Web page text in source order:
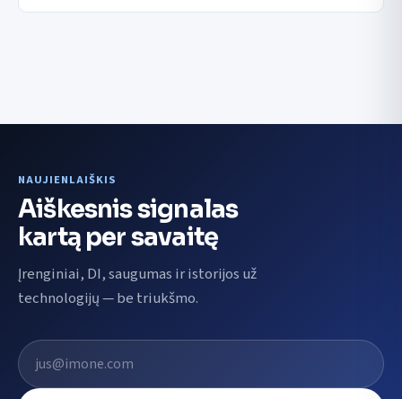
NAUJIENLAIŠKIS
Aiškesnis signalas
kartą per savaitę
Įrenginiai, DI, saugumas ir istorijos už
technologijų — be triukšmo.
El. pašto adresas